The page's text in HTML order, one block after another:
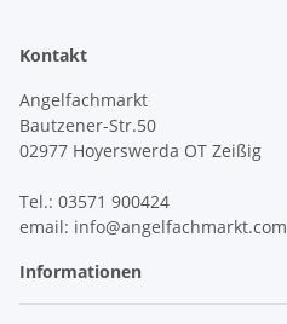
Kontakt
Angelfachmarkt
Bautzener-Str.50
02977 Hoyerswerda OT Zeißig
Tel.: 03571 900424
email: info@angelfachmarkt.com
Informationen